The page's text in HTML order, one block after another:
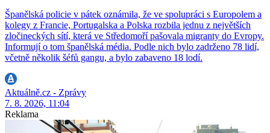
Španělská policie v pátek oznámila, že ve spolupráci s Europolem a
kolegy z Francie, Portugalska a Polska rozbila jednu z největších
zločineckých sítí, která ve Středomoří pašovala migranty do Evropy.
Informují o tom španělská média. Podle nich bylo zadrženo 78 lidí,
včetně několik šéfů gangu, a bylo zabaveno 18 lodí.
Aktuálně.cz - Zprávy
7. 8. 2026, 11:04
Reklama